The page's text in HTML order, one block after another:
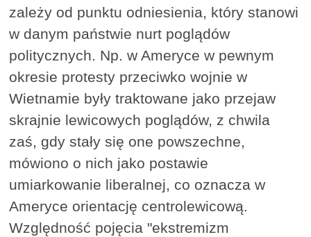
zależy od punktu odniesienia, który stanowi
w danym państwie nurt poglądów
politycznych. Np. w Ameryce w pewnym
okresie protesty przeciwko wojnie w
Wietnamie były traktowane jako przejaw
skrajnie lewicowych poglądów, z chwila
zaś, gdy stały się one powszechne,
mówiono o nich jako postawie
umiarkowanie liberalnej, co oznacza w
Ameryce orientację centrolewicową.
Względność pojęcia "ekstremizm